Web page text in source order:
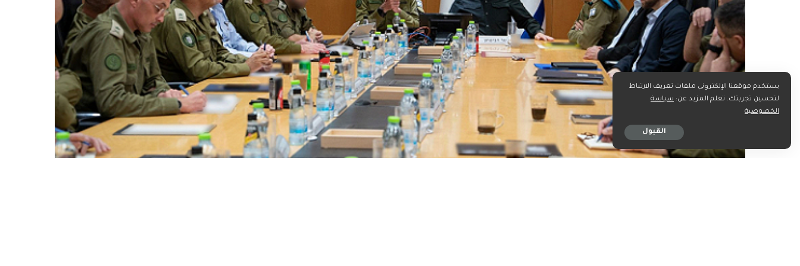
يستخدم موقعنا الإلكتروني ملفات تعريف الارتباط
لتحسين تجربتك. تعلم المزيد عن: سياسة
الخصوصية
القبول